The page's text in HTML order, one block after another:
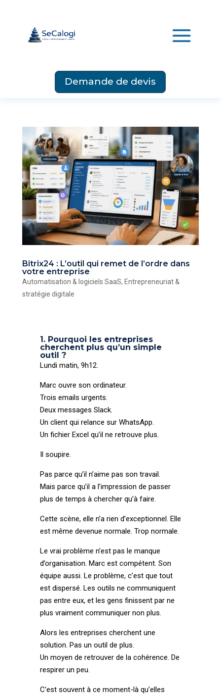
Demande de devis
Bitrix24 : L’outil qui remet de l’ordre dans
votre entreprise
Automatisation & logiciels SaaS, Entrepreneuriat &
stratégie digitale
1. Pourquoi les entreprises
cherchent plus qu’un simple
outil ?
Lundi matin, 9h12.
Marc ouvre son ordinateur.
Trois emails urgents.
Deux messages Slack.
Un client qui relance sur WhatsApp.
Un fichier Excel qu’il ne retrouve plus.
Il soupire.
Pas parce qu’il n’aime pas son travail.
Mais parce qu’il a l’impression de passer
plus de temps à chercher qu’à faire.
Cette scène, elle n’a rien d’exceptionnel. Elle
est même devenue normale. Trop normale.
Le vrai problème n’est pas le manque
d’organisation. Marc est compétent. Son
équipe aussi. Le problème, c’est que tout
est dispersé. Les outils ne communiquent
pas entre eux, et les gens finissent par ne
plus vraiment communiquer non plus.
Alors les entreprises cherchent une
solution. Pas un outil de plus.
Un moyen de retrouver de la cohérence. De
respirer un peu.
C’est souvent à ce moment-là qu’elles